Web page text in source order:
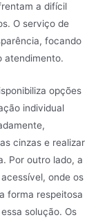
a difícil
O serviço de
focando
atendimento.
opções
individual
cinzas e realizar
Por outro lado, a
onde os
forma respeitosa
solução. Os